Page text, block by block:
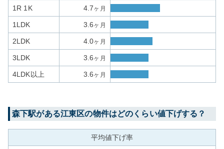
1R 1K 4.7ヶ月
1LDK 3.6ヶ月
2LDK 4.0ヶ月
3LDK 3.6ヶ月
4LDK以上 3.6ヶ月
森下駅がある江東区の物件はどのくらい値下げする？
平均値下げ率